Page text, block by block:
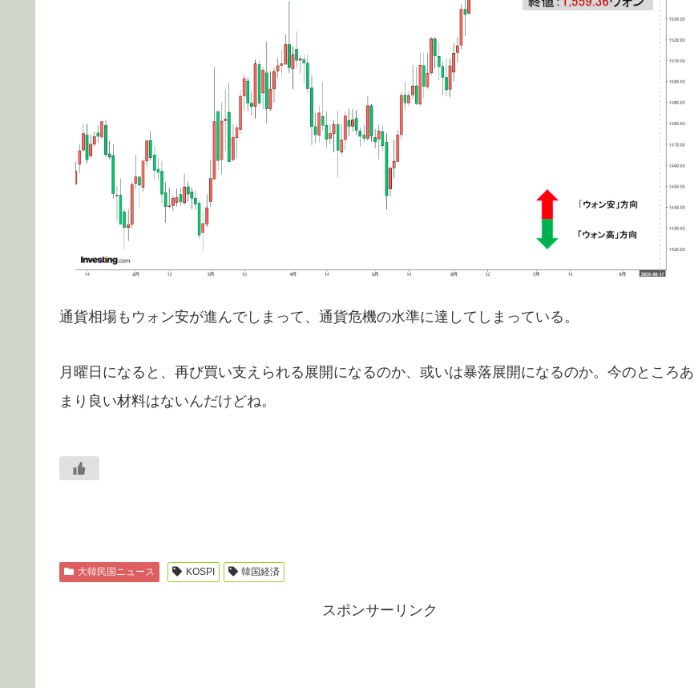
通貨相場もウォン安が進んでしまって、通貨危機の水準に達してしまっている。
月曜日になると、再び買い支えられる展開になるのか、或いは暴落展開になるのか。今のところあ
まり良い材料はないんだけどね。
大韓民国ニュース KOSPI 韓国経済
スポンサーリンク